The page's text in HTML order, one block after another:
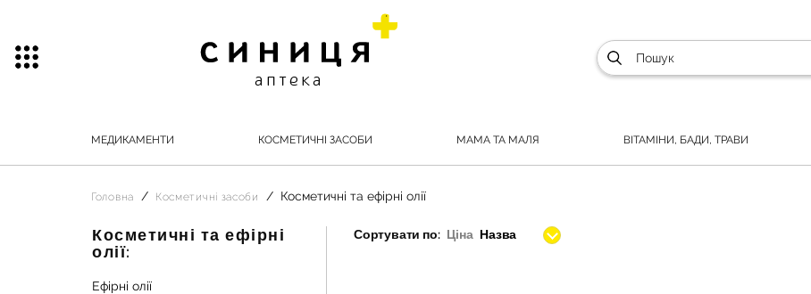
МЕДИКАМЕНТИ КОСМЕТИЧНІ ЗАСОБИ МАМА ТА МАЛЯ ВІТАМІНИ, БАДИ, ТРАВИ
Головна Косметичні засоби Косметичні та ефірні олії
Косметичні та ефірні
олії:
Ефірні олії
Сортувати по: Ціна Назва